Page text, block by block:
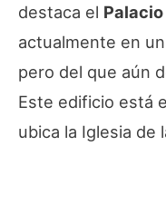
destaca el
actualmente en
pero del que aún
Este edificio está
ubica la Iglesia de